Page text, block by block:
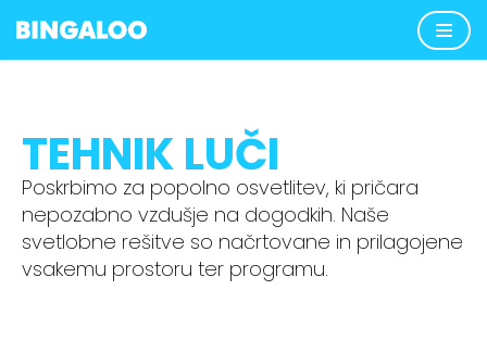
Skoči
TEHNIK LUČI
Poskrbimo za popolno osvetlitev, ki pričara
nepozabno vzdušje na dogodkih. Naše
svetlobne rešitve so načrtovane in prilagojene
vsakemu prostoru ter programu.